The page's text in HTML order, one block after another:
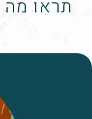
תראו